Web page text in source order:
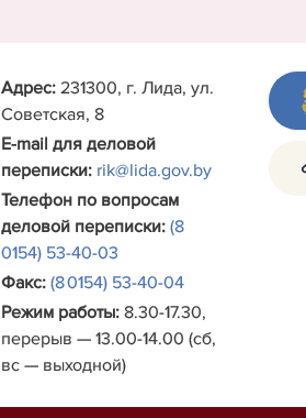
Адрес: 231300, г. Лида, ул.
Советская, 8
E-mail для деловой
переписки: rik@lida.gov.by
Телефон по вопросам
деловой переписки: (8
0154) 53-40-03
Факс: (8 0154) 53-40-04
Режим работы: 8.30-17.30,
перерыв — 13.00-14.00 (сб,
вс — выходной)